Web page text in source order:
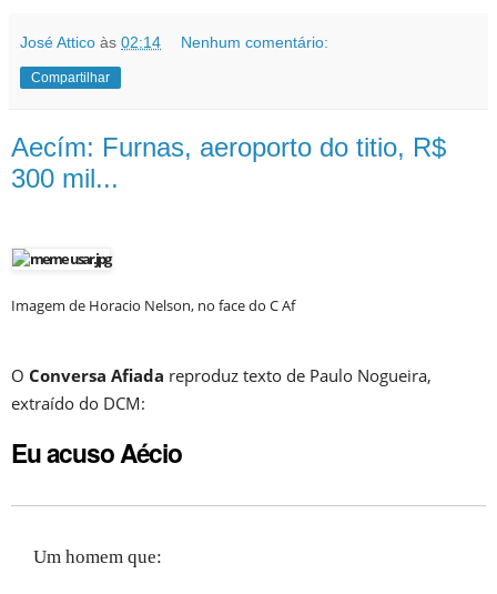
José Attico às 02:14 Nenhum comentário:
Compartilhar
Aecím: Furnas, aeroporto do titio, R$
300 mil...
Imagem de Horacio Nelson, no face do C Af
O Conversa Afiada reproduz texto de Paulo Nogueira,
extraído do DCM:
Eu acuso Aécio
Um homem que: